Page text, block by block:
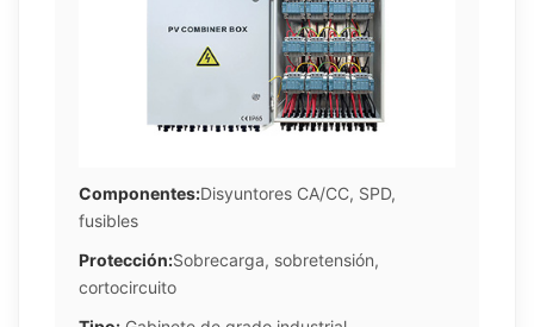
Componentes:Disyuntores CA/CC, SPD,
fusibles
Protección:Sobrecarga, sobretensión,
cortocircuito